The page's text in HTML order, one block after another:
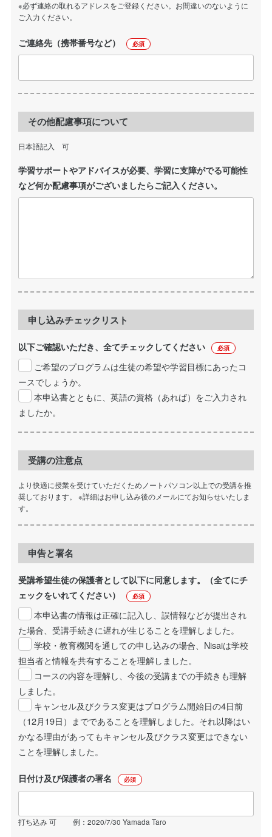
※必ず連絡の取れるアドレスをご登録ください。お間違いのないように
ご入力ください。
ご連絡先（携帯番号など） 必須
その他配慮事項について
日本語記入 可
学習サポートやアドバイスが必要、学習に支障がでる可能性
など何か配慮事項がございましたらご記入ください。
申し込みチェックリスト
以下ご確認いただき、全てチェックしてください 必須
ご希望のプログラムは生徒の希望や学習目標にあったコ
ースでしょうか。
本申込書とともに、英語の資格（あれば）をご入力され
ましたか。
受講の注意点
より快適に授業を受けていただくためノートパソコン以上での受講を推
奨しております。 ※詳細はお申し込み後のメールにてお知らせいたしま
す。
申告と署名
受講希望生徒の保護者として以下に同意します。（全てにチ
ェックをいれてください）
必須
本申込書の情報は正確に記入し、誤情報などが提出され
た場合、受講手続きに遅れが生じることを理解しました。
学校・教育機関を通しての申し込みの場合、Nisaiは学校
担当者と情報を共有することを理解しました。
コースの内容を理解し、今後の受講までの手続きも理解
しました。
キャンセル及びクラス変更はプログラム開始日の4日前
（12月19日）までであることを理解しました。それ以降はい
かなる理由があってもキャンセル及びクラス変更はできない
ことを理解しました。
日付け及び保護者の署名 必須
打ち込み 可 例：2020/7/30 Yamada Taro